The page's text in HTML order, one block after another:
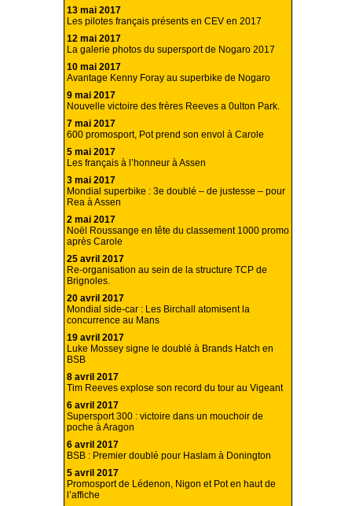
13 mai 2017
Les pilotes français présents en CEV en 2017
12 mai 2017
La galerie photos du supersport de Nogaro 2017
10 mai 2017
Avantage Kenny Foray au superbike de Nogaro
9 mai 2017
Nouvelle victoire des frères Reeves a 0ulton Park.
7 mai 2017
600 promosport, Pot prend son envol à Carole
5 mai 2017
Les français à l’honneur à Assen
3 mai 2017
Mondial superbike : 3e doublé – de justesse – pour
Rea à Assen
2 mai 2017
Noël Roussange en tête du classement 1000 promo
après Carole
25 avril 2017
Re-organisation au sein de la structure TCP de
Brignoles.
20 avril 2017
Mondial side-car : Les Birchall atomisent la
concurrence au Mans
19 avril 2017
Luke Mossey signe le doublé à Brands Hatch en
BSB
8 avril 2017
Tim Reeves explose son record du tour au Vigeant
6 avril 2017
Supersport 300 : victoire dans un mouchoir de
poche à Aragon
6 avril 2017
BSB : Premier doublé pour Haslam à Donington
5 avril 2017
Promosport de Lédenon, Nigon et Pot en haut de
l’affiche